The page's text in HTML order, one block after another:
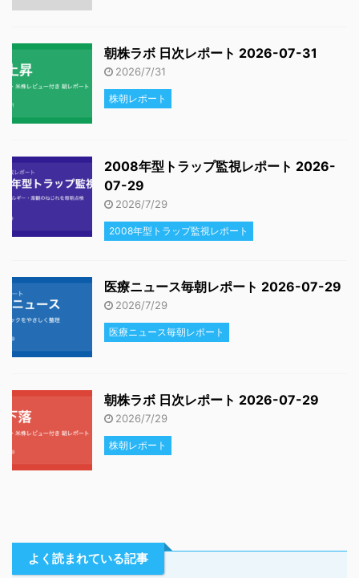
朝株ラボ 日次レポート 2026-07-31
2026/7/31
株朝レポート
2008年型トラップ監視レポート 2026-
07-29
2026/7/29
2008年型トラップ監視レポート
医療ニュース毎朝レポート 2026-07-29
2026/7/29
医療ニュース毎朝レポート
朝株ラボ 日次レポート 2026-07-29
2026/7/29
株朝レポート
よく読まれている記事